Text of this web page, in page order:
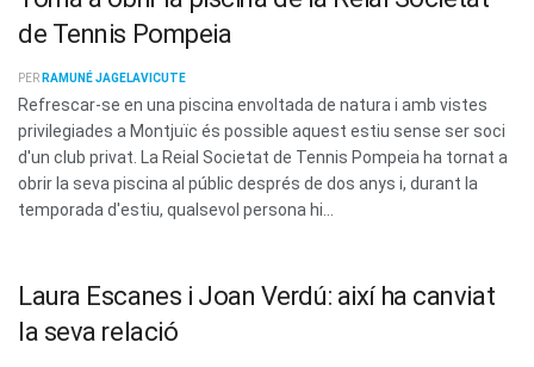
de Tennis Pompeia
PER RAMUNÉ JAGELAVICUTE
Refrescar-se en una piscina envoltada de natura i amb vistes
privilegiades a Montjuïc és possible aquest estiu sense ser soci
d'un club privat. La Reial Societat de Tennis Pompeia ha tornat a
obrir la seva piscina al públic després de dos anys i, durant la
temporada d'estiu, qualsevol persona hi...
Laura Escanes i Joan Verdú: així ha canviat
la seva relació